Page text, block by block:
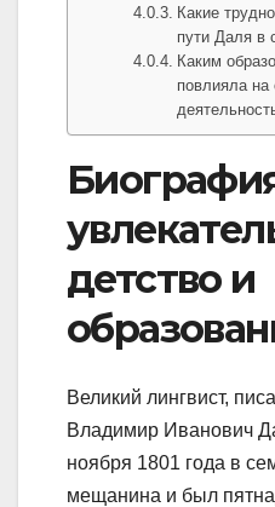
Какие
пути Даля в
Каким
повлияла на
детство и
Великий лингвист,
Владимир Иванович
ноября 1801 года в
мещанина и был